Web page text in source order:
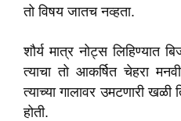
तो विषय जातच नव्हता.
शौर्य मात्र नोट्स लिहिण्यात
त्याचा तो आकर्षित चेहरा
त्याच्या गालावर उमटणारी
होती.